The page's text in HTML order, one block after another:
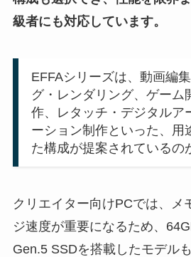
級者にも対応しています。
EFFAシリーズは、動画編
グ・レンダリング、ゲーム
作、レタッチ・デジタルア
ーション制作といった、用
た構成が提案されているの
クリエイター向けPCでは、メ
ジ速度が重要になるため、
Gen.5 SSDを搭載したモデル